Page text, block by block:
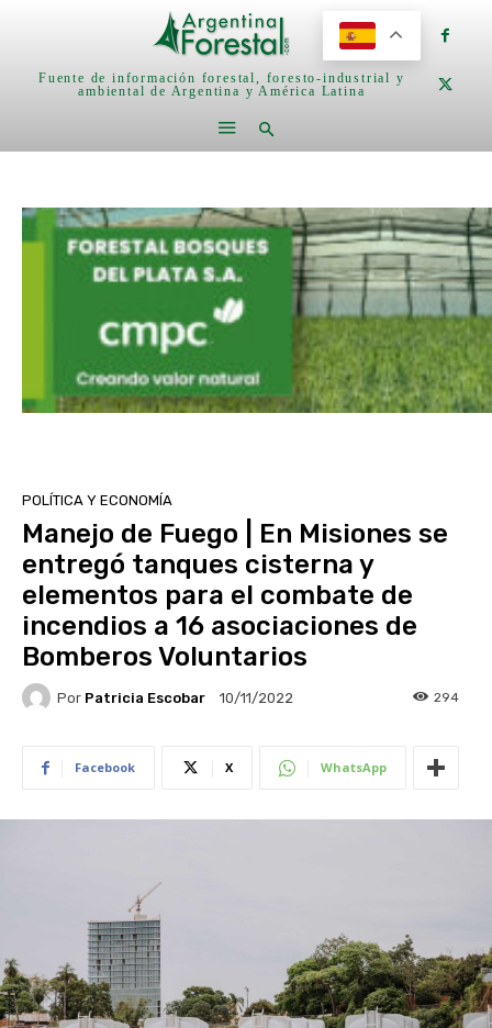
Fuente de información forestal, foresto-industrial y
ambiental de Argentina y América Latina
POLÍTICA Y ECONOMÍA
Manejo de Fuego | En Misiones se
entregó tanques cisterna y
elementos para el combate de
incendios a 16 asociaciones de
Bomberos Voluntarios
Por Patricia Escobar 10/11/2022 294
Facebook X WhatsApp